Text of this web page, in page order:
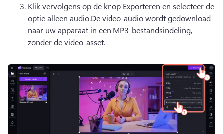
Klik vervolgens op de knop Exporteren en selecteer de
optie alleen audio.De video-audio wordt gedownload
naar uw apparaat in een MP3-bestandsindeling,
zonder de video-asset.